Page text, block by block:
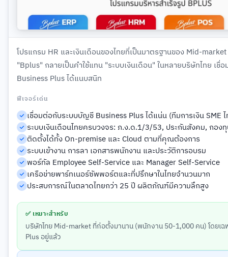
โปรแกรม HR และเงินเดือนของไทยที่เป็นมาตรฐานของ Mid-
"Bplus" กลายเป็นคำใช้แทน "ระบบเงินเดือน" ในหลายบริษัทไทย เ
Business Plus ได้แนบสนิท
ฟีเจอร์เด่น
เชื่อมต่อกับระบบบัญชี Business Plus ได้แน่น (ทีมการเงิน SME
ระบบเงินเดือนไทยครบวงจร: ภ.ง.ด.1/3/53, ประกันสังคม, กอง
ติดตั้งได้ทั้ง On-premise และ Cloud ตามที่คุณต้องการ
ระบบเข้างาน การลา เอกสารพนักงาน และประวัติการอบรม
พอร์ทัล Employee Self-Service และ Manager Self-Service
เครือข่ายพาร์ทเนอร์ซัพพอร์ตและที่ปรึกษาในไทยจำนวนมาก
ประสบการณ์ในตลาดไทยกว่า 25 ปี ผลิตภัณฑ์มีความลึกสูง
✅ เหมาะสำหรับ
บริษัทไทย Mid-market ที่ก่อตั้งมานาน (พนักงาน 50-1,000 คน) โดยเ
Plus อยู่แล้ว